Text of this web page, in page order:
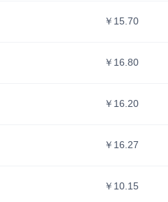
￥15.70
￥16.80
￥16.20
￥16.27
￥10.15